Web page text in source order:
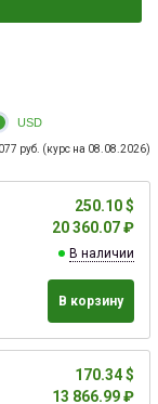
USD
руб. (курс на 08.08.2026)
250.10 $
20 360.07 ₽
В наличии
В корзину
170.34 $
13 866.99 ₽